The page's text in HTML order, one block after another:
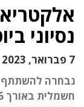
נסיוני
7 פברואר, 2023
נבחרה להשתתף